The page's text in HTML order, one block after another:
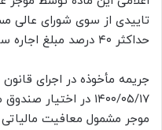
تاییدی از سوی شورای عالی
حداکثر ۴۰ درصد مبلغ اجاره سالانه می‌شود.
جریمه مأخوذه در اجرای
۱۴۰۰/۰۵/۱۷ در